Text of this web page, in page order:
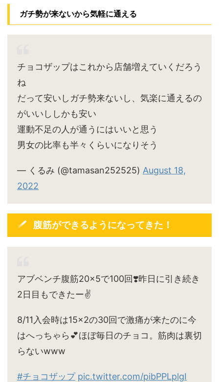
ガチ勢が来ないから気軽に通える
チョコザップはこれから店舗増えていくだろう
ね
だって安いしガチ勢来ないし、気楽に通えるの
がいいししかも安い
運動不足の人が通うにはいいと思う
男女の比率も半々くらいになりそう
— くるみ (@tamasan252525) August 18,
2022
腹筋ができるようになってきた！
アブベンチ腹筋20×5で100回❣️昨日に引き続き
2日目もできたー✌️
8/11入会時は15×2の30回で激痛が来たのに今
はへっちゃら💕ほぼ毎日のチョコ。筋肉は裏切
らないwww
#チョコザップ pic.twitter.com/pibPPLplgI